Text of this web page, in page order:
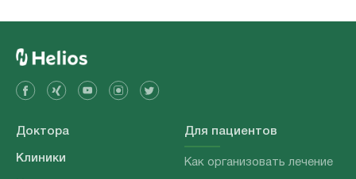
Доктора
Клиники
Для пациентов
Как организовать лечение